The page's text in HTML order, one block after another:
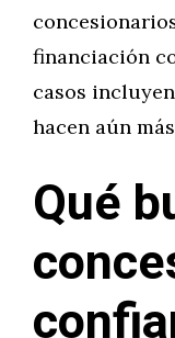
financiación
casos
hacen aún
Qué